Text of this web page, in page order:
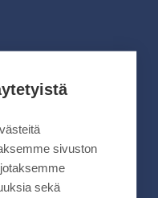
sivuston
sekä